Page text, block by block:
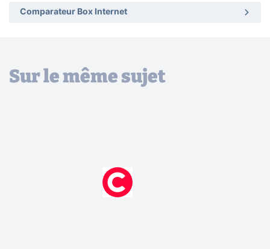
Comparateur Box Internet
Sur le même sujet